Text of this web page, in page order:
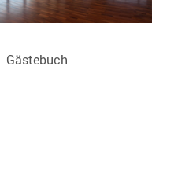
Gästebuch